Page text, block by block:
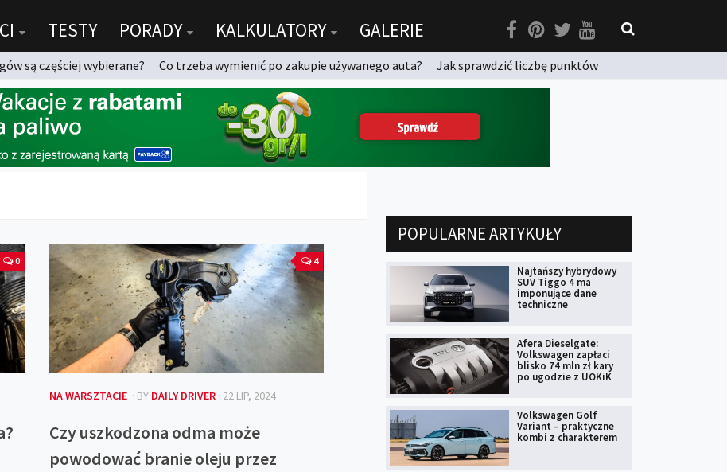
TESTY PORADY KALKULATORY GALERIE
są częściej wybierane? Co trzeba wymienić po zakupie używanego auta?
Jak sprawdzić liczbę punktów
0 4
NA WARSZTACIE · BY DAILY DRIVER · 22 LIP, 2024
Czy uszkodzona odma może
powodować branie oleju przez
POPULARNE ARTYKUŁY
Najtańszy hybrydowy
SUV Tiggo 4 ma
imponujące dane
techniczne
Afera Dieselgate:
Volkswagen zapłaci
blisko 74 mln zł kary
po ugodzie z UOKiK
Volkswagen Golf
Variant – praktyczne
kombi z charakterem